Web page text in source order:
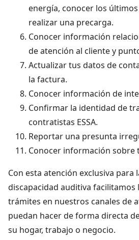
energía, conocer los
realizar una precarga.
Conocer información
de atención al cliente y
Actualizar tus datos de
la factura.
Conocer información de
Confirmar la identidad de
contratistas ESSA.
Reportar una presunta
Conocer información sobre
Con esta atención exclusiva para
discapacidad auditiva facilitamos
trámites en nuestros canales de
puedan hacer de forma directa
su hogar, trabajo o negocio.